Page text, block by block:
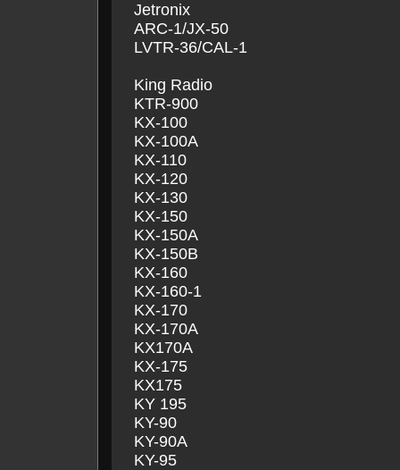
Jetronix
ARC-1/JX-50
LVTR-36/CAL-1
King Radio
KTR-900
KX-100
KX-100A
KX-110
KX-120
KX-130
KX-150
KX-150A
KX-150B
KX-160
KX-160-1
KX-170
KX-170A
KX170A
KX-175
KX175
KY 195
KY-90
KY-90A
KY-95